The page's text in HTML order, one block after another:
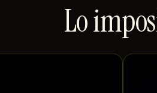
Lo